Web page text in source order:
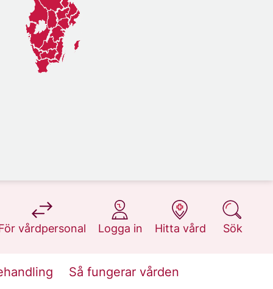
vårdpersonal
på 1177.se
Logga in
på 1177.se
Hitta vård
på 1177.se
Sök
på 1177.se
Så fungerar vården